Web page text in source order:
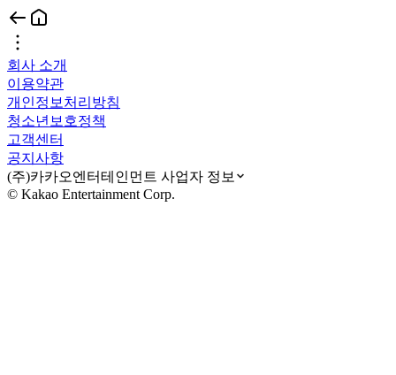
회사 소개
이용약관
개인정보처리방침
청소년보호정책
고객센터
공지사항
(주)카카오엔터테인먼트 사업자 정보
© Kakao Entertainment Corp.